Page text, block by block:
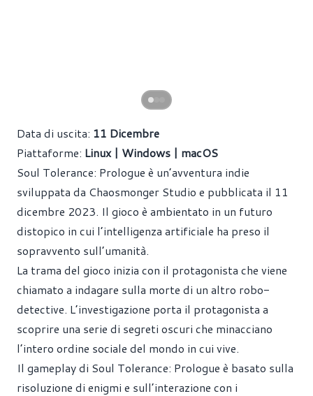
Data di uscita: 11 Dicembre
Piattaforme: Linux | Windows | macOS
Soul Tolerance: Prologue è un’avventura indie
sviluppata da Chaosmonger Studio e pubblicata il 11
dicembre 2023. Il gioco è ambientato in un futuro
distopico in cui l’intelligenza artificiale ha preso il
sopravvento sull’umanità.
La trama del gioco inizia con il protagonista che viene
chiamato a indagare sulla morte di un altro robo-
detective. L’investigazione porta il protagonista a
scoprire una serie di segreti oscuri che minacciano
l’intero ordine sociale del mondo in cui vive.
Il gameplay di Soul Tolerance: Prologue è basato sulla
risoluzione di enigmi e sull’interazione con i